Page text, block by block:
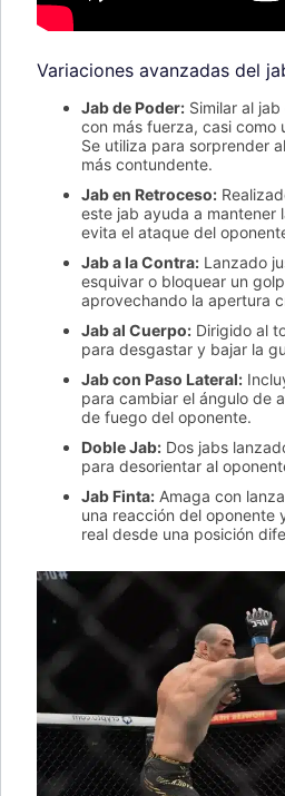
Variaciones avanzadas del
Jab de Poder: Similar al
con más fuerza, casi como
Se utiliza para sorprender
más contundente.
Jab en Retroceso:
este jab ayuda a mantener
evita el ataque del
Jab a la Contra: Lanzado
esquivar o bloquear un
aprovechando la apertura
Jab al Cuerpo: Dirigido al
para desgastar y bajar la
Jab con Paso Lateral:
para cambiar el ángulo de
de fuego del oponente.
Doble Jab: Dos jabs
para desorientar al
Jab Finta: Amaga con
una reacción del oponente
real desde una posición